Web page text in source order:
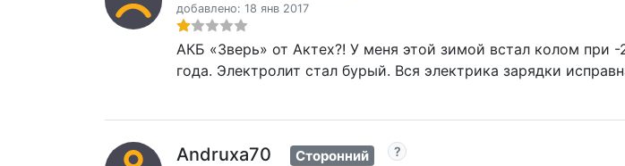
добавлено: 18 янв 2017
АКБ «Зверь» от Актех?! У меня этой зимой встал колом при
года. Электролит стал бурый. Вся электрика зарядки
Andruxa70 Сторонний